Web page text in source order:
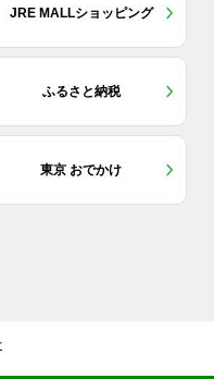
JRE MALLショッピング
ふるさと納税
東京 おでかけ